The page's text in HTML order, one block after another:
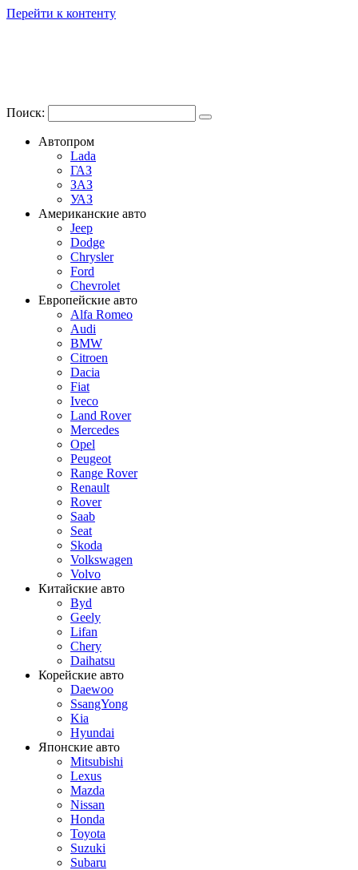
Перейти к контенту
Поиск:
Автопром
Lada
ГАЗ
ЗАЗ
УАЗ
Американские авто
Jeep
Dodge
Chrysler
Ford
Chevrolet
Европейские авто
Alfa Romeo
Audi
BMW
Citroen
Dacia
Fiat
Iveco
Land Rover
Mercedes
Opel
Peugeot
Range Rover
Renault
Rover
Saab
Seat
Skoda
Volkswagen
Volvo
Китайские авто
Byd
Geely
Lifan
Chery
Daihatsu
Корейские авто
Daewoo
SsangYong
Kia
Hyundai
Японские авто
Mitsubishi
Lexus
Mazda
Nissan
Honda
Toyota
Suzuki
Subaru